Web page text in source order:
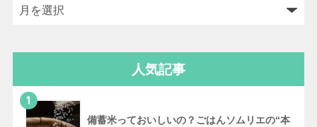
人気記事
1
備蓄米っておいしいの？ごはんソムリエの“本